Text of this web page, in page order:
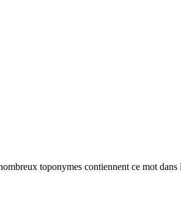
toponymes contiennent ce mot